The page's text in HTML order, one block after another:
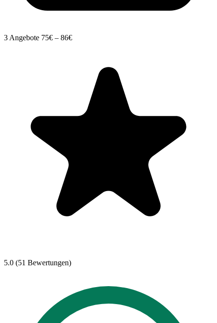
3 Angebote 75€ – 86€
5.0 (51 Bewertungen)